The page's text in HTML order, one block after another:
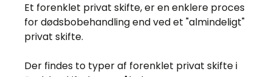
Et forenklet privat skifte, er en enklere proces
for dødsbobehandling end ved et "almindeligt"
privat skifte.
Der findes to typer af forenklet privat skifte i